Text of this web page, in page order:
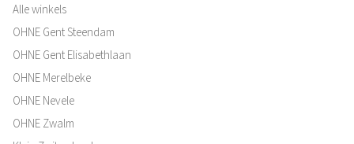
Alle winkels
OHNE Gent Steendam
OHNE Gent Elisabethlaan
OHNE Merelbeke
OHNE Nevele
OHNE Zwalm